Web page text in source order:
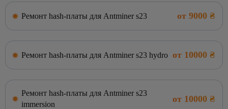
Ремонт hash-платы для Antminer s23 от 9000 ₴
Ремонт hash-платы для Antminer s23 hydro от 10000 ₴
Ремонт hash-платы для Antminer s23
immersion
от 10000 ₴